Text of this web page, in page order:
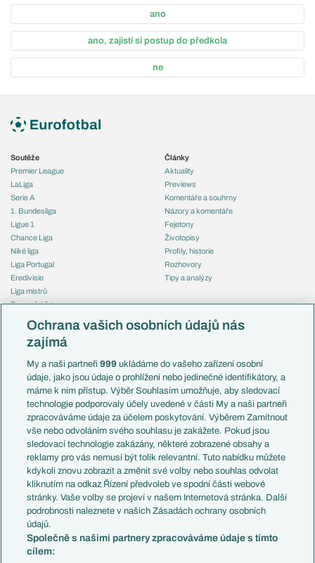
ano
ano, zajistí si postup do předkola
ne
Soutěže
Premier League
LaLiga
Serie A
1. Bundesliga
Ligue 1
Chance Liga
Niké liga
Liga Portugal
Eredivisie
Liga mistrů
Evropská liga
Mistrovství světa
Liga národů
Témata
Představení týmů MS
EuroSkauting
PL v kostce
Evropské koeficienty
Přestupy
Přestupové spekulace
Zranění
Kluby
Arsenal FC
Chelsea FC
Manchester United
AC Milán
Články
Aktuality
Previews
Komentáře a souhrny
Názory a komentáře
Fejetony
Životopisy
Profily, historie
Rozhovory
Tipy a analýzy
Česko
Francie
Itálie
Německo
Španělsko
Argentina
Brazílie
Přestupy
Zápasy
Livescore
Tipovací soutěž
Ochrana vašich osobních údajů nás
zajímá
My a naši partneři999 ukládáme do vašeho zařízení osobní
údaje, jako jsou údaje o prohlížení nebo jedinečné identifikátory, a
máme k nim přístup. Výběr Souhlasím umožňuje, aby sledovací
technologie podporovaly účely uvedené v části My a naši partneři
zpracováváme údaje za účelem poskytování. Výběrem Zamítnout
vše nebo odvoláním svého souhlasu je zakážete. Pokud jsou
sledovací technologie zakázány, některé zobrazené obsahy a
reklamy pro vás nemusí být tolik relevantní. Tuto nabídku můžete
kdykoli znovu zobrazit a změnit své volby nebo souhlas odvolat
kliknutím na odkaz Řízení předvoleb ve spodní části webové
stránky. Vaše volby se projeví v našem Internetová stránka. Další
podrobnosti naleznete v našich Zásadách ochrany osobních
údajů.
Společně s našimi partnery zpracováváme údaje s tímto
cílem: